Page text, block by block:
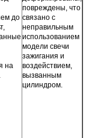
до
на
повреждены, что
связано с
неправильным
использованием
модели свечи
зажигания и
воздействием,
вызванным
цилиндром.